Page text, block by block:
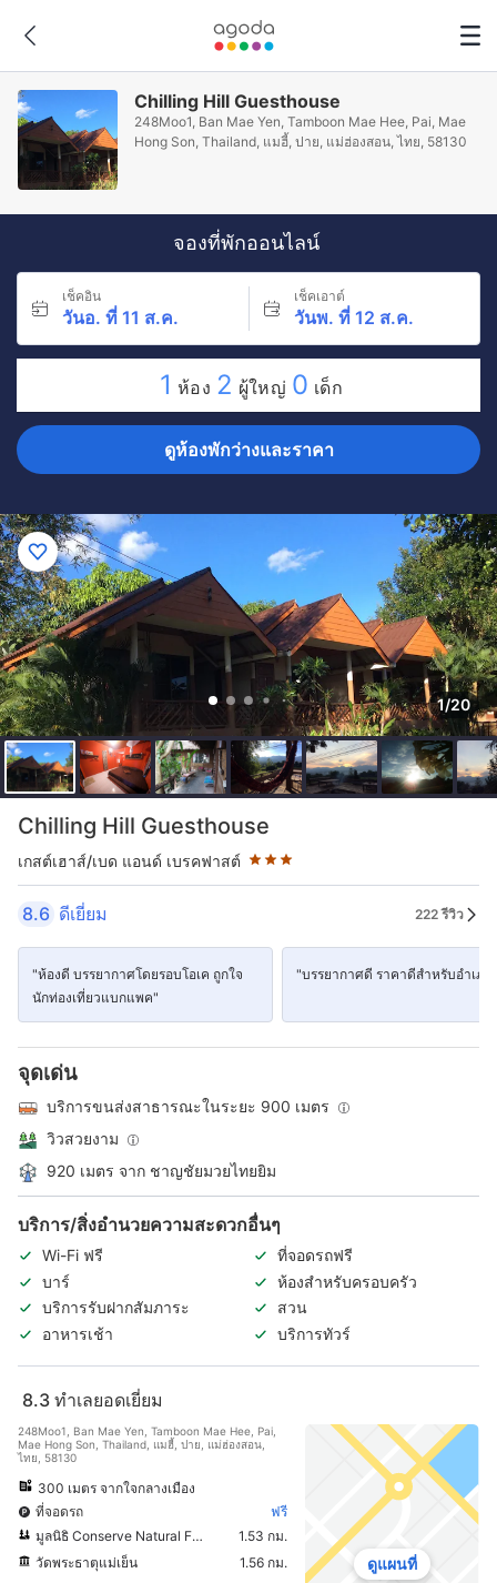
Chilling Hill Guesthouse
248Moo1, Ban Mae Yen, Tamboon Mae Hee, Pai, Mae
Hong Son, Thailand, แมฮี้, ปาย, แม่ฮ่องสอน, ไทย, 58130
จองที่พักออนไลน์
เช็คอิน
วันอ. ที่ 11 ส.ค.
เช็คเอาต์
วันพ. ที่ 12 ส.ค.
1 ห้อง 2 ผู้ใหญ่ 0 เด็ก
ดูห้องพักว่างและราคา
1/20
Chilling Hill Guesthouse
เกสต์เฮาส์/เบด แอนด์ เบรคฟาสต์
ระดับดาว: 3 ดาว
8.6 ดีเยี่ยม 222 รีวิว
"ห้องดี บรรยากาศโดยรอบโอเค ถูกใจ
นักท่องเที่ยวแบกแพค"
"บรรยากาศดี ราคาดีสำหรับอำเภอ
จุดเด่น
บริการขนส่งสาธารณะในระยะ 900 เมตร
วิวสวยงาม
920 เมตร จาก ชาญชัยมวยไทยยิม
บริการ/สิ่งอำนวยความสะดวกอื่นๆ
Wi-Fi ฟรี
ที่จอดรถฟรี
บาร์
ห้องสำหรับครอบครัว
บริการรับฝากสัมภาระ
สวน
อาหารเช้า
บริการทัวร์
8.3 ทำเลยอดเยี่ยม
248Moo1, Ban Mae Yen, Tamboon Mae Hee, Pai,
Mae Hong Son, Thailand, แมฮี้, ปาย, แม่ฮ่องสอน,
ไทย, 58130
300 เมตร จากใจกลางเมือง
ที่จอดรถ
ฟรี
มูลนิธิ Conserve Natural Forests
1.53 กม.
วัดพระธาตุแม่เย็น
1.56 กม.
ดูแผนที่